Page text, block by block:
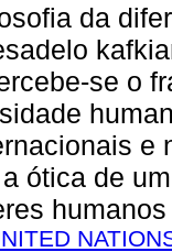
da
se o
e
ótica de